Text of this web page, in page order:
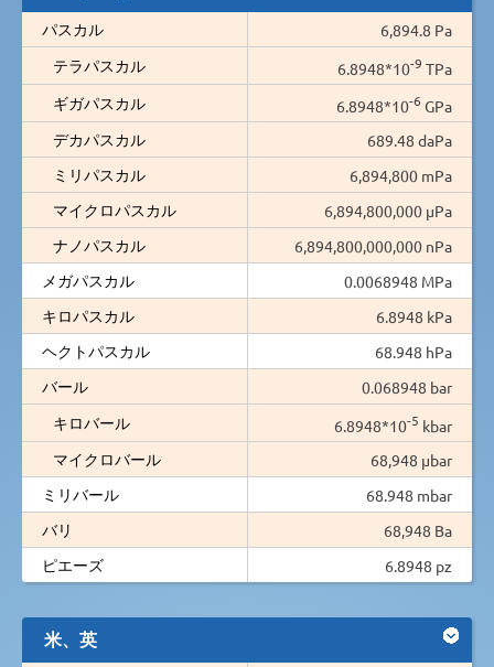
パスカル
6,894.8 Pa
テラパスカル
6.8948*10-9 TPa
ギガパスカル
6.8948*10-6 GPa
デカパスカル
689.48 daPa
ミリパスカル
6,894,800 mPa
マイクロパスカル
6,894,800,000 µPa
ナノパスカル
6,894,800,000,000 nPa
メガパスカル
0.0068948 MPa
キロパスカル
6.8948 kPa
ヘクトパスカル
68.948 hPa
バール
0.068948 bar
キロバール
6.8948*10-5 kbar
マイクロバール
68,948 µbar
ミリバール
68.948 mbar
バリ
68,948 Ba
ピエーズ
6.8948 pz
米、英